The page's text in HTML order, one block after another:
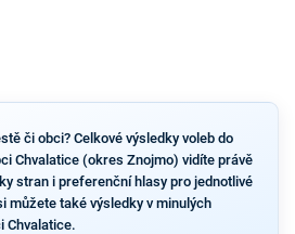
či obci? Celkové výsledky voleb do
Chvalatice (okres Znojmo) vidíte právě
stran i preferenční hlasy pro jednotlivé
můžete také výsledky v minulých
Chvalatice.